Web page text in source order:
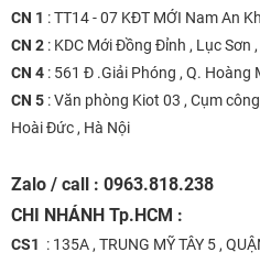
CN 1 : TT14 - 07 KĐT MỚI Nam An
CN 2 : KDC Mới Đồng Đỉnh , Lục Sơn
CN 4 : 561 Đ .Giải Phóng , Q. Hoàng
CN 5 : Văn phòng Kiot 03 , Cụm
Hoài Đức , Hà Nội
Zalo / call : 0963.818.238
CHI NHÁNH Tp.HCM :
CS1 : 135A , TRUNG MỸ TÂY 5 ,